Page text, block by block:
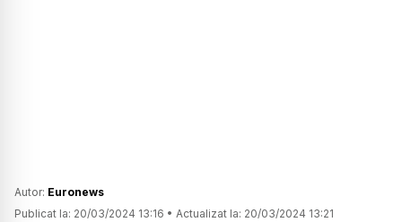
Autor: Euronews
Publicat la: 20/03/2024 13:16 • Actualizat la: 20/03/2024 13:21